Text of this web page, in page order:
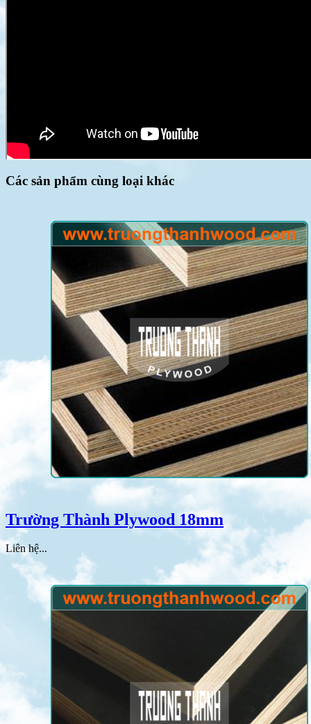
Các sản phẩm cùng loại khác
Trường Thành Plywood 18mm
Liên hệ...